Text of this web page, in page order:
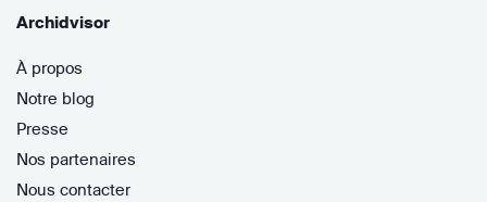
Archidvisor
À propos
Notre blog
Presse
Nos partenaires
Nous contacter